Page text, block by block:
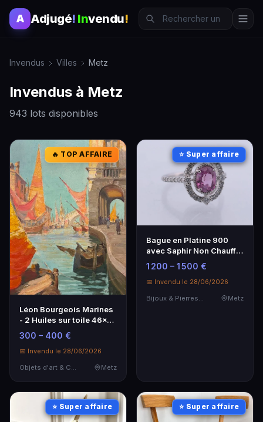
A Adjugé! Invendu!
Invendus Villes Metz
Invendus à Metz
943 lots disponibles
🔥 TOP AFFAIRE
Léon Bourgeois Marines
- 2 Huiles sur toile 46x61
cm
300 – 400 €
📅 Invendu le 28/06/2026
Objets d'art & Curiosités
Metz
⭐ Super affaire
Bague en Platine 900
avec Saphir Non Chauffé
1,26 Carat et Diamants
1 200 – 1 500 €
📅 Invendu le 28/06/2026
Metz
⭐ Super affaire ⭐ Super affaire